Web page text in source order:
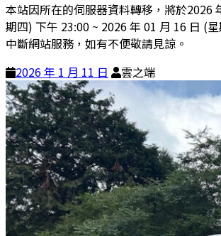
本站因所在的伺服器資料轉移，將於2026
期四) 下午 23:00 ~ 2026 年 01 月 16 日 (
中斷網站服務，如有不便敬請見諒。
2026 年 1 月 11 日
雲之端